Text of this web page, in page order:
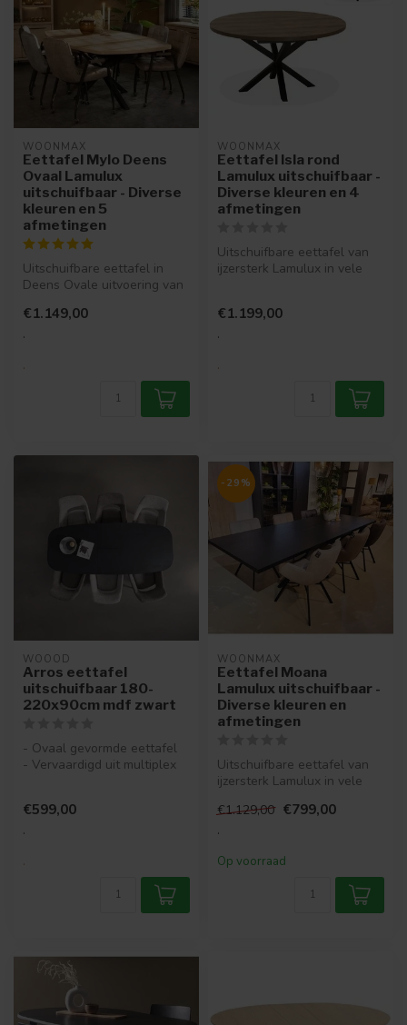
WOONMAX
Eettafel Mylo Deens
Ovaal Lamulux
uitschuifbaar - Diverse
kleuren en 5
afmetingen
Uitschuifbare eettafel in
Deens Ovale uitvoering van
€1.149,00
.
.
WOONMAX
Eettafel Isla rond
Lamulux uitschuifbaar -
Diverse kleuren en 4
afmetingen
Uitschuifbare eettafel van
ijzersterk Lamulux in vele
€1.199,00
.
.
WOOOD
Arros eettafel
uitschuifbaar 180-
220x90cm mdf zwart
- Ovaal gevormde eettafel
- Vervaardigd uit multiplex
€599,00
.
.
-29%
WOONMAX
Eettafel Moana
Lamulux uitschuifbaar -
Diverse kleuren en
afmetingen
Uitschuifbare eettafel van
ijzersterk Lamulux in vele
€1.129,00 €799,00
.
Op voorraad